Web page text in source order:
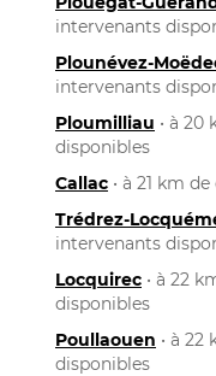
intervenants
Plounévez-
intervenants
Ploumilliau • à 20
disponibles
Callac • à 21 km
Trédrez-
intervenants
Locquirec • à 22
disponibles
Poullaouen • à
disponibles